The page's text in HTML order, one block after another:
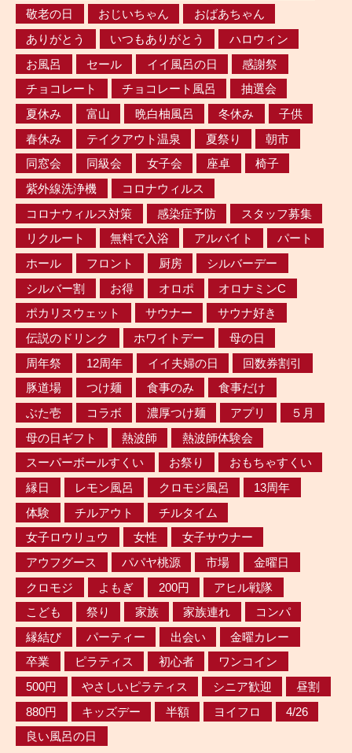
敬老の日
おじいちゃん
おばあちゃん
ありがとう
いつもありがとう
ハロウィン
お風呂
セール イイ風呂の日
感謝祭
チョコレート
チョコレート風呂
抽選会
夏休み
富山 晩白柚風呂 冬休み
子供
春休み
テイクアウト温泉 夏祭り
朝市
同窓会
同級会 女子会 座卓
椅子
紫外線洗浄機
コロナウィルス
コロナウィルス対策
感染症予防
スタッフ募集
リクルート
無料で入浴 アルバイト
パート
ホール
フロント 厨房
シルバーデー
シルバー割
お得 オロポ
オロナミンC
ポカリスウェット
サウナー
サウナ好き
伝説のドリンク
ホワイトデー
母の日
周年祭
12周年 イイ夫婦の日
回数券割引
豚道場
つけ麺 食事のみ
食事だけ
ぶた壱
コラボ 濃厚つけ麺 アプリ
５月
母の日ギフト
熱波師
熱波師体験会
スーパーボールすくい
お祭り
おもちゃすくい
縁日
レモン風呂 クロモジ風呂
13周年
体験
チルアウト
チルタイム
女子ロウリュウ
女性
女子サウナー
アウフグース
パパヤ桃源 市場
金曜日
クロモジ
よもぎ 200円
アヒル戦隊
こども
祭り 家族 家族連れ
コンパ
縁結び
パーティー 出会い
金曜カレー
卒業
ピラティス 初心者
ワンコイン
500円
やさしいピラティス シニア歓迎
昼割
880円
キッズデー 半額 ヨイフロ
4/26
良い風呂の日